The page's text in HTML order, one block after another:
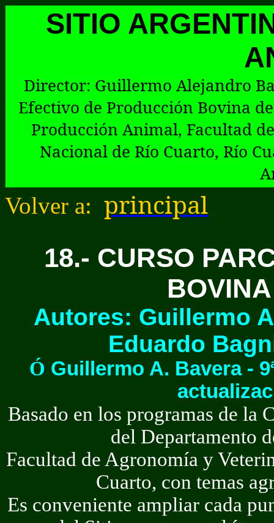
SITIO
Director: Guillermo Alejandro
Efectivo de Producción Bovina
Producción Animal, Facultad
Nacional de Río Cuarto, Río
Volver a: principal
18.- CURSO
Autores: Guillermo
Eduardo
Ó Guillermo A. Bavera -
Basado en los programas de la
del Departamento
Facultad de Agronomía y
Cuarto, con temas
Es conveniente ampliar cada